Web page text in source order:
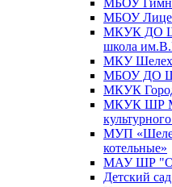
МБОУ
МКУК ДО ШР
школа
МКУ
МБОУ ДО
МКУК
МКУК ШР
МУП
котельные»
МАУ ШР
Детский